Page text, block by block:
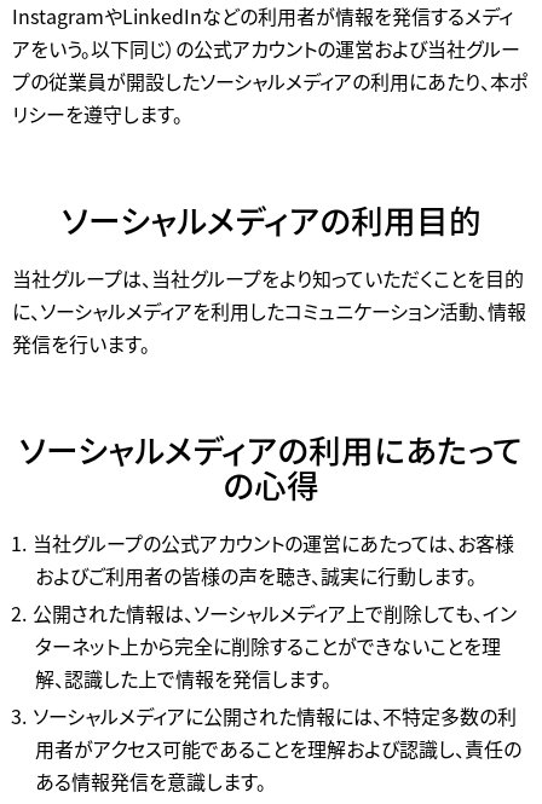
InstagramやLinkedInなどの利用者が情報を発信するメディ
アをいう。以下同じ）の公式アカウントの運営および当社グルー
プの従業員が開設したソーシャルメディアの利用にあたり、本ポ
リシーを遵守します。
ソーシャルメディアの利用目的
当社グループは、当社グループをより知っていただくことを目的
に、ソーシャルメディアを利用したコミュニケーション活動、情報
発信を行います。
ソーシャルメディアの利用にあたって
の心得
当社グループの公式アカウントの運営にあたっては、お客様
およびご利用者の皆様の声を聴き、誠実に行動します。
公開された情報は、ソーシャルメディア上で削除しても、イン
ターネット上から完全に削除することができないことを理
解、認識した上で情報を発信します。
ソーシャルメディアに公開された情報には、不特定多数の利
用者がアクセス可能であることを理解および認識し、責任の
ある情報発信を意識します。